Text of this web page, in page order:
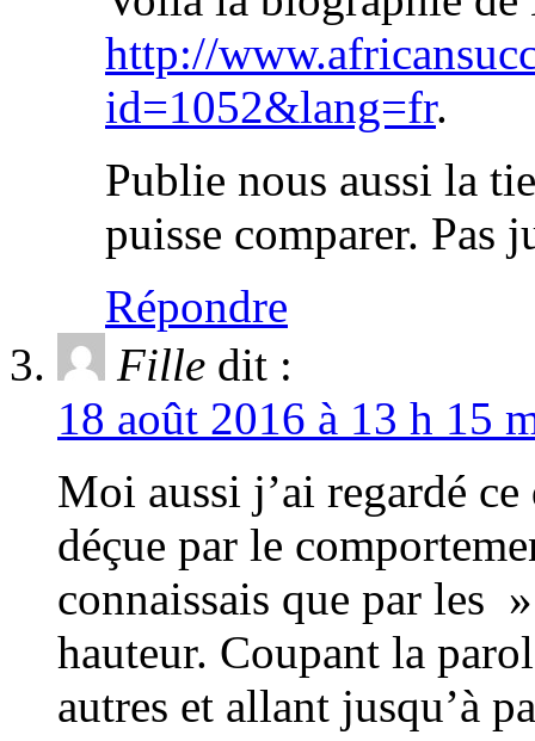
http://
id=1052&lang=fr.
Publie nous aussi la
puisse comparer. Pas
Répondre
Fille dit :
18 août 2016 à 13 h 15
Moi aussi j’ai regardé ce
déçue par le
connaissais que par les
hauteur. Coupant la
autres et allant jusqu’à